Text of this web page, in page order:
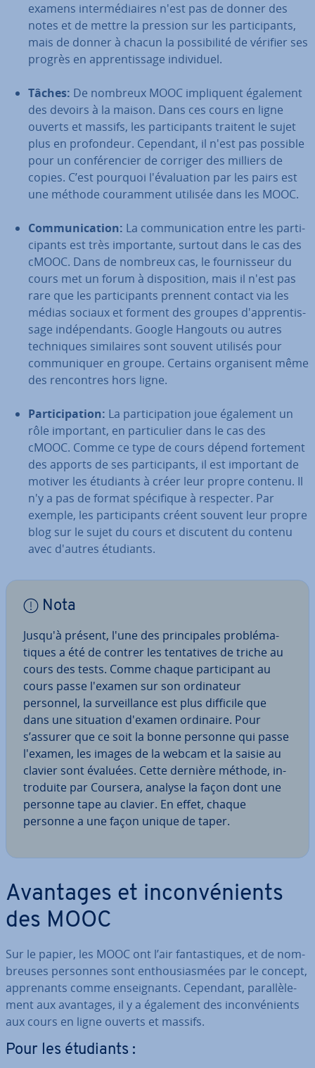
examens in­ter­mé­diaires n'est pas de donner des
notes et de mettre la pression sur les par­ti­ci­pants,
mais de donner à chacun la pos­si­bi­lité de vérifier ses
progrès en ap­pren­tis­sage in­di­vi­duel.
Tâches: De nombreux MOOC im­pli­quent également
des devoirs à la maison. Dans ces cours en ligne
ouverts et massifs, les par­ti­ci­pants traitent le sujet
plus en pro­fon­deur. Cependant, il n'est pas possible
pour un con­fé­ren­cier de corriger des milliers de
copies. C’est pourquoi l'éva­lua­tion par les pairs est
une méthode cou­ram­ment utilisée dans les MOOC.
Com­mu­ni­ca­tion: La com­mu­ni­ca­tion entre les par­ti­
ci­pants est très im­por­tante, surtout dans le cas des
cMOOC. Dans de nombreux cas, le four­nis­seur du
cours met un forum à dis­po­si­tion, mais il n'est pas
rare que les par­ti­ci­pants prennent contact via les
médias sociaux et forment des groupes d'ap­pren­tis­
sage in­dé­pen­dants. Google Hangouts ou autres
tech­niques si­mi­laires sont souvent utilisés pour
com­mu­ni­quer en groupe. Certains or­ga­ni­sent même
des ren­contres hors ligne.
Par­ti­ci­pa­tion: La par­ti­ci­pa­tion joue également un
rôle important, en par­ti­cu­lier dans le cas des
cMOOC. Comme ce type de cours dépend fortement
des apports de ses par­ti­ci­pants, il est important de
motiver les étudiants à créer leur propre contenu. Il
n'y a pas de format spé­ci­fique à respecter. Par
exemple, les par­ti­ci­pants créent souvent leur propre
blog sur le sujet du cours et discutent du contenu
avec d'autres étudiants.
Nota
Jusqu'à présent, l'une des prin­ci­pales pro­blé­ma­
tiques a été de contrer les ten­ta­tives de triche au
cours des tests. Comme chaque par­ti­ci­pant au
cours passe l'examen sur son or­di­na­teur
personnel, la sur­veil­lance est plus difficile que
dans une situation d'examen ordinaire. Pour
s’assurer que ce soit la bonne personne qui passe
l'examen, les images de la webcam et la saisie au
clavier sont évaluées. Cette dernière méthode, in­
tro­duite par Coursera, analyse la façon dont une
personne tape au clavier. En effet, chaque
personne a une façon unique de taper.
Avantages et in­con­vé­nients
des MOOC
Sur le papier, les MOOC ont l’air fan­tas­tiques, et de nom­
breuses personnes sont en­thou­sias­mées par le concept,
ap­pre­nants comme en­seig­nants. Cependant, pa­ral­lè­le­
ment aux avantages, il y a également des in­con­vé­nients
aux cours en ligne ouverts et massifs.
Pour les étudiants :